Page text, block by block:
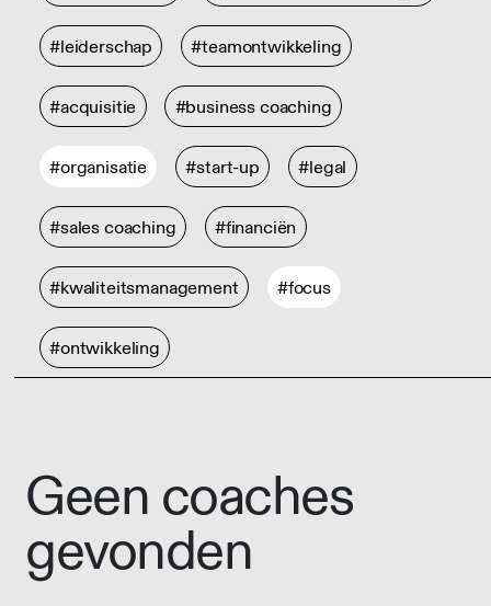
#leiderschap #teamontwikkeling
#acquisitie #business coaching
#organisatie #start-up #legal
#sales coaching #financiën
#kwaliteitsmanagement #focus
#ontwikkeling
Geen coaches
gevonden